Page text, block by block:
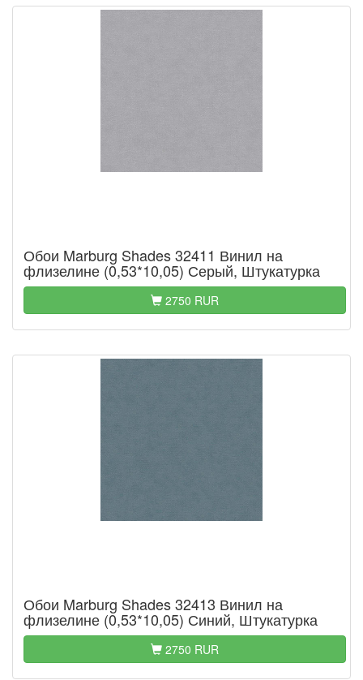
Обои Marburg Shades 32411 Винил на
флизелине (0,53*10,05) Серый, Штукатурка
2750 RUR
Обои Marburg Shades 32413 Винил на
флизелине (0,53*10,05) Синий, Штукатурка
2750 RUR